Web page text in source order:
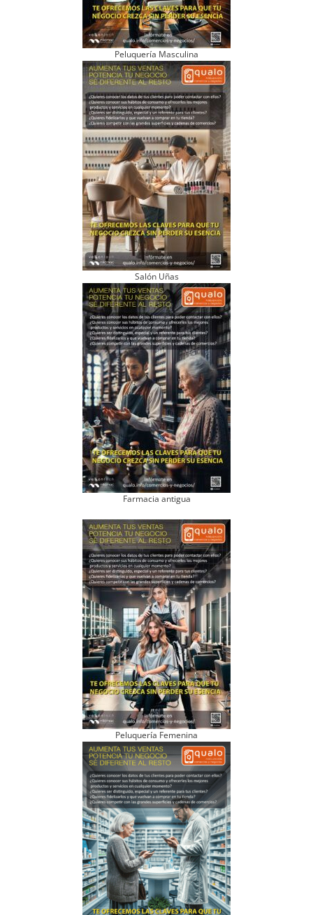
Peluquería Masculina
Salón Uñas
Farmacia antigua
Peluquería Femenina